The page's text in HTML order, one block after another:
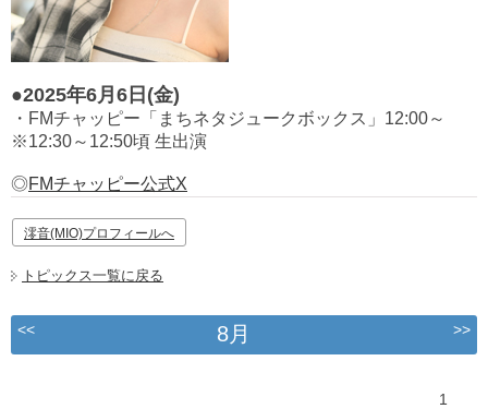
●2025年6月6日(金)
・FMチャッピー「まちネタジュークボックス」12:00～
※12:30～12:50頃 生出演
◎FMチャッピー公式X
澪音(MIO)プロフィールへ
トピックス一覧に戻る
<< 8月 >>
1